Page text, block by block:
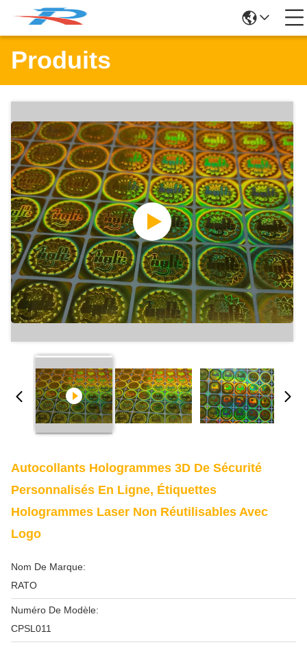
Produits
Autocollants Hologrammes 3D De Sécurité
Personnalisés En Ligne, Étiquettes
Hologrammes Laser Non Réutilisables Avec
Logo
Nom De Marque:
RATO
Numéro De Modèle:
CPSL011